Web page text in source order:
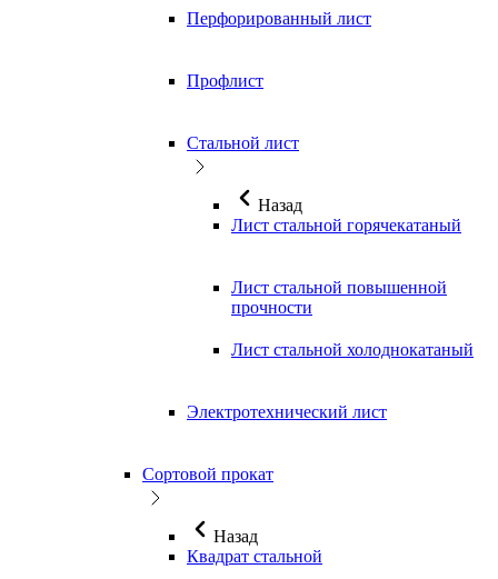
Перфорированный лист
Профлист
Стальной лист
Назад
Лист стальной горячекатаный
Лист стальной повышенной
прочности
Лист стальной холоднокатаный
Электротехнический лист
Сортовой прокат
Назад
Квадрат стальной